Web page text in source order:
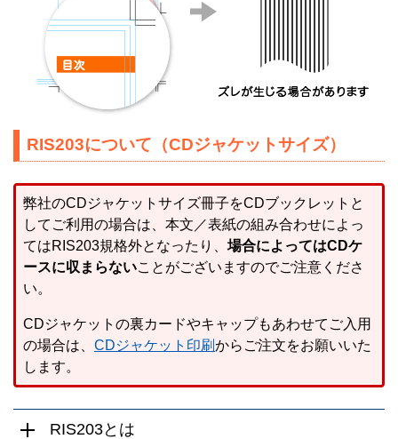
RIS203について（CDジャケットサイズ）
弊社のCDジャケットサイズ冊子をCDブックレットと
してご利用の場合は、本文／表紙の組み合わせによっ
てはRIS203規格外となったり、 場合によってはCDケ
ースに収まらないことがございますのでご注意くださ
い。
CDジャケットの裏カードやキャップもあわせてご入用
の場合は、 CDジャケット印刷からご注文をお願いいた
します。
RIS203とは